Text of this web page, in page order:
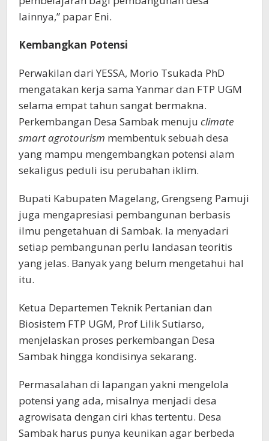
lainnya,” papar Eni.
Kembangkan Potensi
Perwakilan dari YESSA, Morio Tsukada PhD
mengatakan kerja sama Yanmar dan FTP UGM
selama empat tahun sangat bermakna.
Perkembangan Desa Sambak menuju climate
smart agrotourism membentuk sebuah desa
yang mampu mengembangkan potensi alam
sekaligus peduli isu perubahan iklim.
Bupati Kabupaten Magelang, Grengseng Pamuji
juga mengapresiasi pembangunan berbasis
ilmu pengetahuan di Sambak. Ia menyadari
setiap pembangunan perlu landasan teoritis
yang jelas. Banyak yang belum mengetahui hal
itu.
Ketua Departemen Teknik Pertanian dan
Biosistem FTP UGM, Prof Lilik Sutiarso,
menjelaskan proses perkembangan Desa
Sambak hingga kondisinya sekarang.
Permasalahan di lapangan yakni mengelola
potensi yang ada, misalnya menjadi desa
agrowisata dengan ciri khas tertentu. Desa
Sambak harus punya keunikan agar berbeda